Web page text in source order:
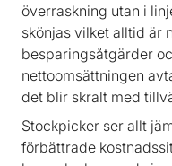
överraskning utan i
skönjas vilket alltid är
besparingsåtgärder
nettoomsättningen
det blir skralt med
Stockpicker ser allt
förbättrade